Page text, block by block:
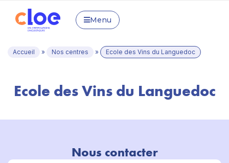
Menu
Accueil » Nos centres » Ecole des Vins du Languedoc
Ecole des Vins du Languedoc
Nous contacter